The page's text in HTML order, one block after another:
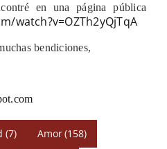
en una página pública
watch?v=OZTh2yQjTqA
bendiciones,
(7) Amor(158)